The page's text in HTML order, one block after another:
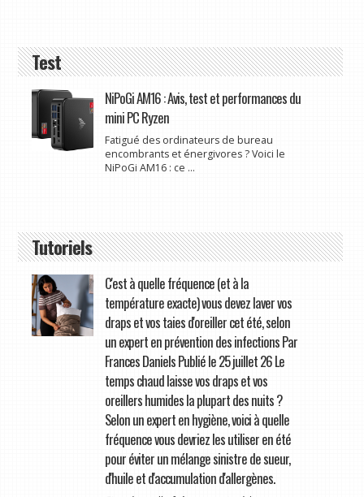
Test
NiPoGi AM16 : Avis, test et performances du
mini PC Ryzen
Fatigué des ordinateurs de bureau
encombrants et énergivores ? Voici le
NiPoGi AM16 : ce ...
Tutoriels
C'est à quelle fréquence (et à la
température exacte) vous devez laver vos
draps et vos taies d'oreiller cet été, selon
un expert en prévention des infections Par
Frances Daniels Publié le 25 juillet 26 Le
temps chaud laisse vos draps et vos
oreillers humides la plupart des nuits ?
Selon un expert en hygiène, voici à quelle
fréquence vous devriez les utiliser en été
pour éviter un mélange sinistre de sueur,
d'huile et d'accumulation d'allergènes.